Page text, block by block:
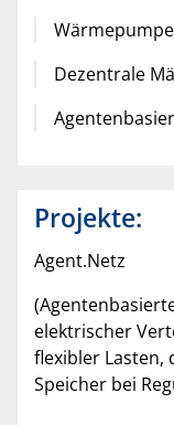
Dezentrale
Projekte:
Agent.Netz
elektrischer
flexibler Lasten,
Speicher bei